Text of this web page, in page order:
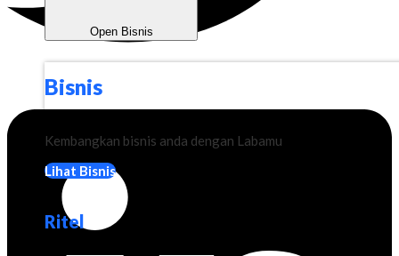
Open Bisnis
Bisnis
Kembangkan bisnis anda dengan Labamu
Lihat Bisnis
Ritel